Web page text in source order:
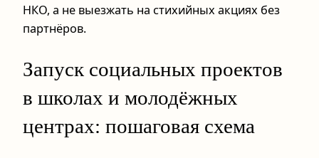
НКО, а не выезжать на стихийных акциях без
партнёров.
Запуск социальных проектов
в школах и молодёжных
центрах: пошаговая схема